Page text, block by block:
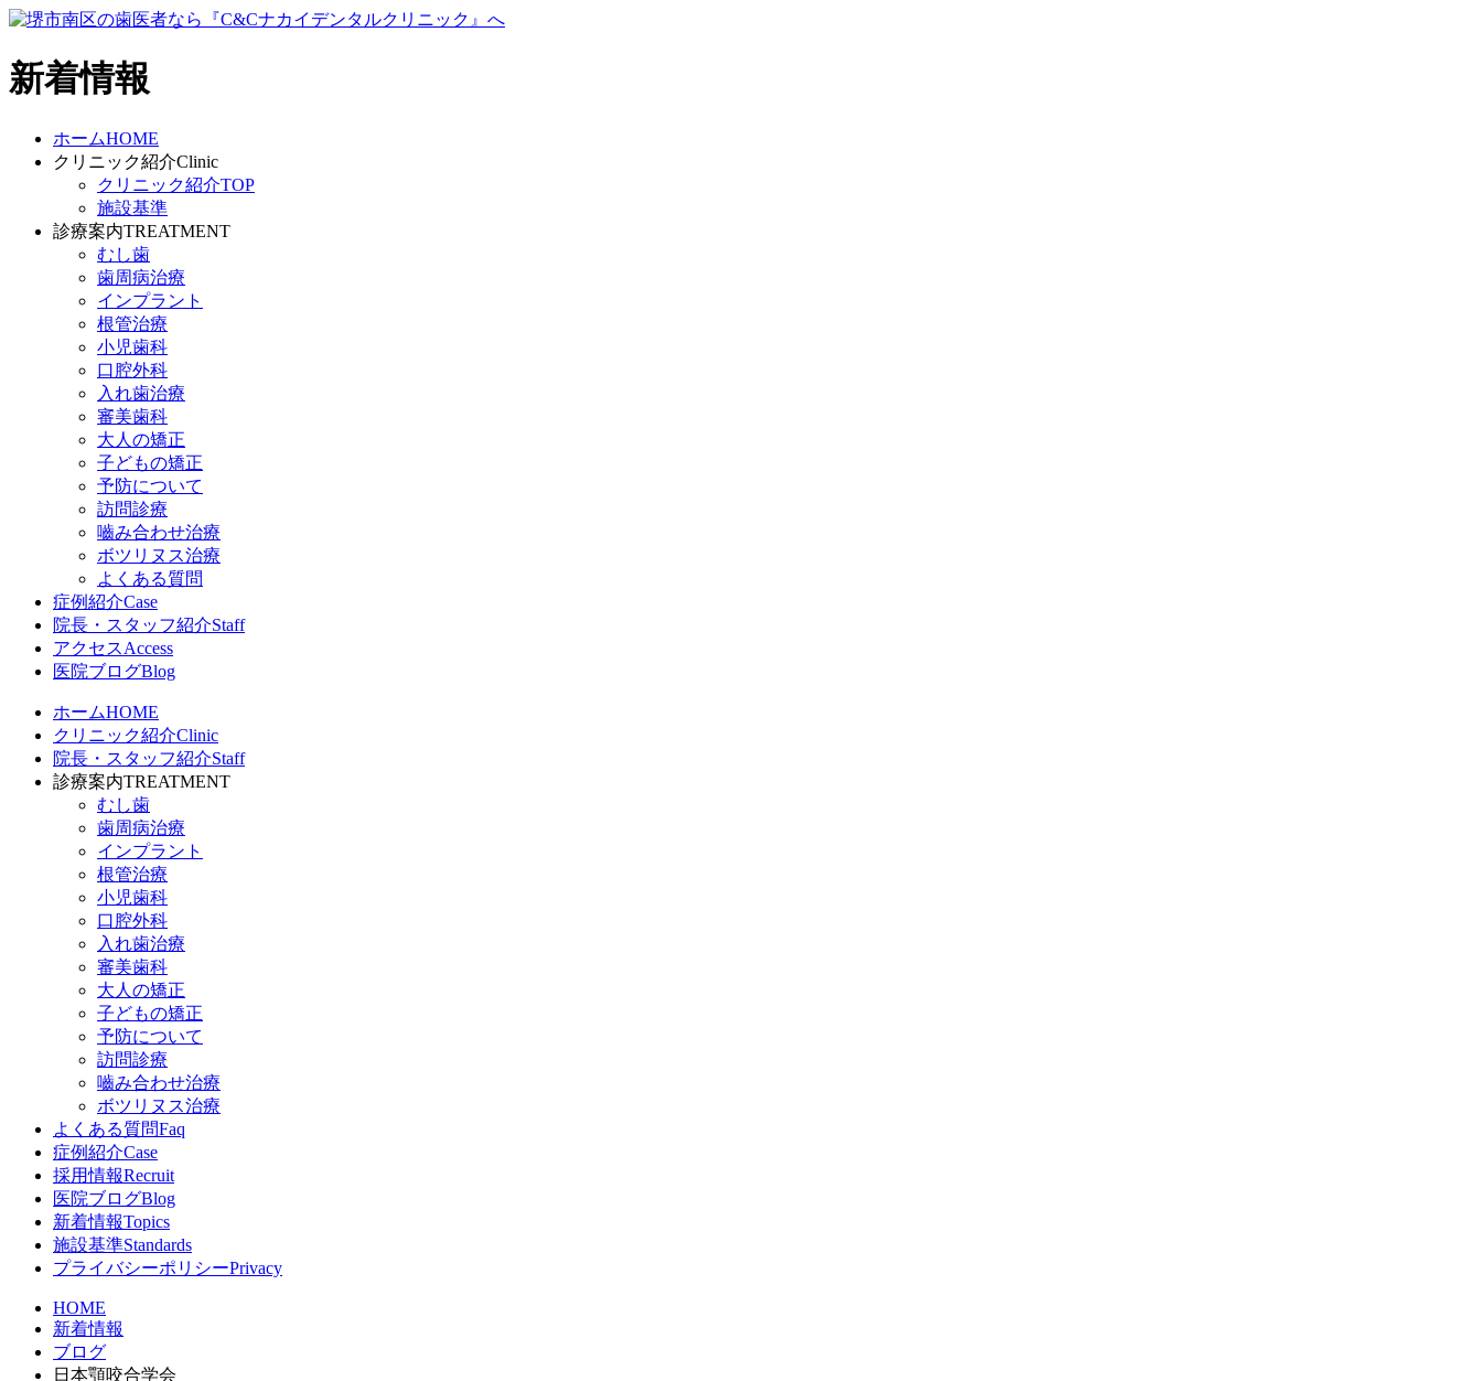
新着情報
ホームHOME
クリニック紹介Clinic
クリニック紹介TOP
施設基準
診療案内TREATMENT
むし歯
歯周病治療
インプラント
根管治療
小児歯科
口腔外科
入れ歯治療
審美歯科
大人の矯正
子どもの矯正
予防について
訪問診療
嚙み合わせ治療
ボツリヌス治療
よくある質問
症例紹介Case
院長・スタッフ紹介Staff
アクセスAccess
医院ブログBlog
ホームHOME
クリニック紹介Clinic
院長・スタッフ紹介Staff
診療案内TREATMENT
むし歯
歯周病治療
インプラント
根管治療
小児歯科
口腔外科
入れ歯治療
審美歯科
大人の矯正
子どもの矯正
予防について
訪問診療
嚙み合わせ治療
ボツリヌス治療
よくある質問Faq
症例紹介Case
採用情報Recruit
医院ブログBlog
新着情報Topics
施設基準Standards
プライバシーポリシーPrivacy
HOME
新着情報
ブログ
日本顎咬合学会